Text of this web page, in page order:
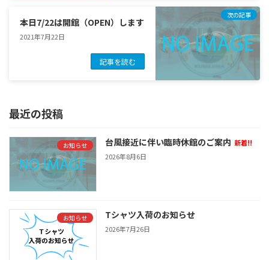
次の記事
本日7/22は開館（OPEN）します
2021年7月22日
記事を読む
最近の投稿
お知らせ 台風接近に伴い臨時休館のご案内 新着!!
2026年8月6日
お知らせ Tシャツ入荷のお知らせ
2026年7月26日